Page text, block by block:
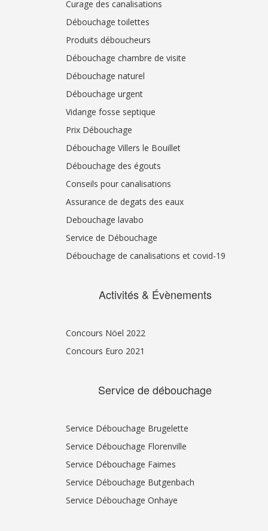
Curage des canalisations
Débouchage toilettes
Produits déboucheurs
Débouchage chambre de visite
Débouchage naturel
Débouchage urgent
Vidange fosse septique
Prix Débouchage
Débouchage Villers le Bouillet
Débouchage des égouts
Conseils pour canalisations
Assurance de degats des eaux
Debouchage lavabo
Service de Débouchage
Débouchage de canalisations et covid-19
Activités & Évènements
Concours Nöel 2022
Concours Euro 2021
Service de débouchage
Service Débouchage Brugelette
Service Débouchage Florenville
Service Débouchage Faimes
Service Débouchage Butgenbach
Service Débouchage Onhaye